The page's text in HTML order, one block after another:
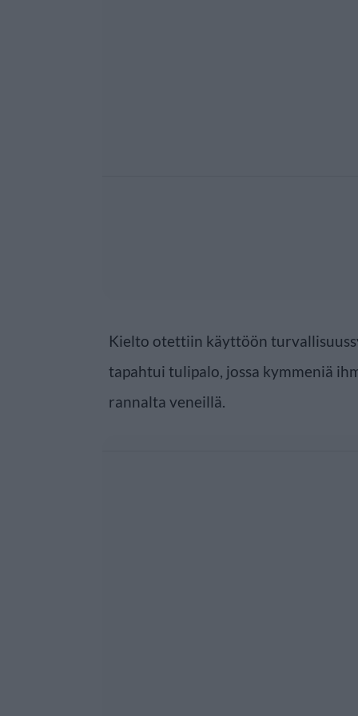
Kielto otettiin käyttöön
tapahtui tulipalo, jossa kymmeniä
rannalta veneillä.